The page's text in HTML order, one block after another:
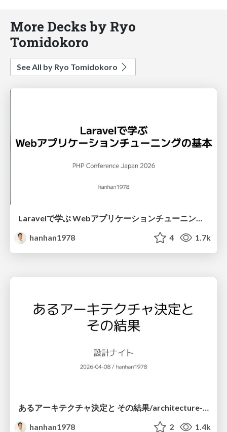
More Decks by Ryo
Tomidokoro
See All by Ryo Tomidokoro
Laravelで学ぶ Webアプリケーションチューニング入門/web_application_tuning_101
hanhan1978
4 1.7k
hanhan1978
2 1.4k